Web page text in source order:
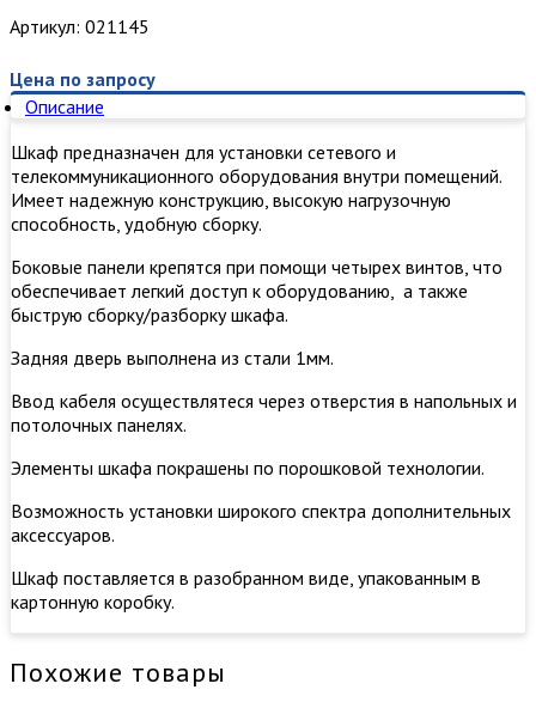
Артикул: 021145
Цена по запросу
Описание
Шкаф предназначен для установки сетевого и
телекоммуникационного оборудования внутри помещений.
Имеет надежную конструкцию, высокую нагрузочную
способность, удобную сборку.
​Боковые панели крепятся при помощи четырех винтов, что
обеспечивает легкий доступ к оборудованию, а также
быструю сборку/разборку шкафа.
Задняя дверь выполнена из стали 1мм.
Ввод кабеля осуществлятеся через отверстия в напольных и
потолочных панелях.
Элементы шкафа покрашены по порошковой технологии.
Возможность установки широкого спектра дополнительных
аксессуаров.
Шкаф поставляется в разобранном виде, упакованным в
картонную коробку.
Похожие товары